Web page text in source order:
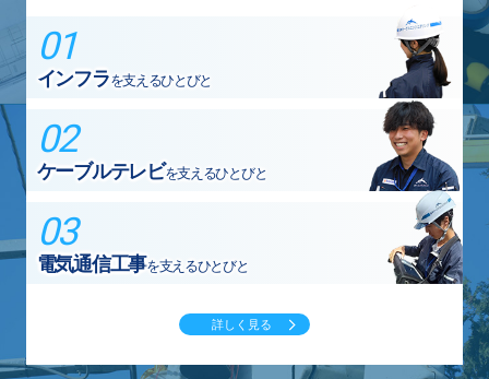
インフラを支えるひとびと
ケーブルテレビを支えるひとびと
電気通信工事を支えるひとびと
詳しく見る